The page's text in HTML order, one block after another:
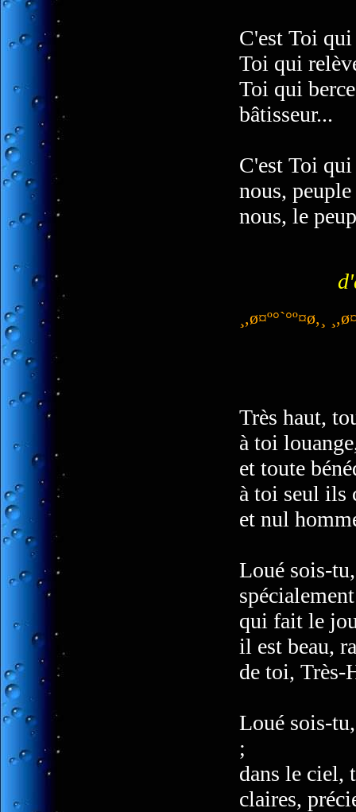
C'est Toi
Toi qui
Toi qui
bâtisseur...
C'est Toi
nous,
nous, le
¸,ø¤º°`°º¤ø,¸
Très haut,
à toi
et toute
à toi seul ils
et nul
Loué sois-
qui fait le
il est beau,
de toi, Très-
Loué sois-
;
dans le ciel,
claires,